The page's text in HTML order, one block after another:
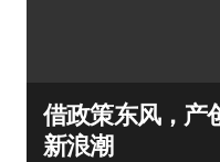
借政策东风，产
新浪潮